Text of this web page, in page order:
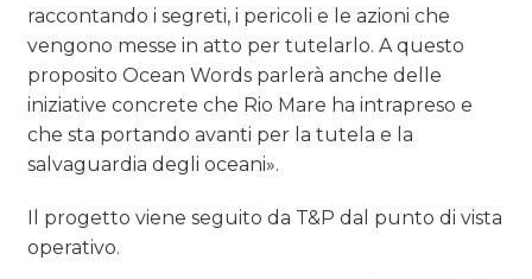
raccontando i segreti, i pericoli e le azioni che
vengono messe in atto per tutelarlo. A questo
proposito Ocean Words parlerà anche delle
iniziative concrete che Rio Mare ha intrapreso e
che sta portando avanti per la tutela e la
salvaguardia degli oceani».
Il progetto viene seguito da T&P dal punto di vista
operativo.